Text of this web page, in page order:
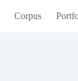
Corpus